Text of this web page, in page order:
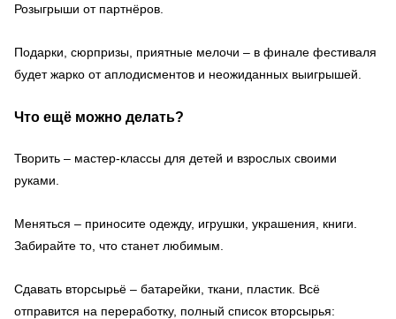
Розыгрыши от партнёров.
Подарки, сюрпризы, приятные мелочи – в финале фестиваля
будет жарко от аплодисментов и неожиданных выигрышей.
Что ещё можно делать?
Творить – мастер-классы для детей и взрослых своими
руками.
Меняться – приносите одежду, игрушки, украшения, книги.
Забирайте то, что станет любимым.
Сдавать вторсырьё – батарейки, ткани, пластик. Всё
отправится на переработку, полный список вторсырья: